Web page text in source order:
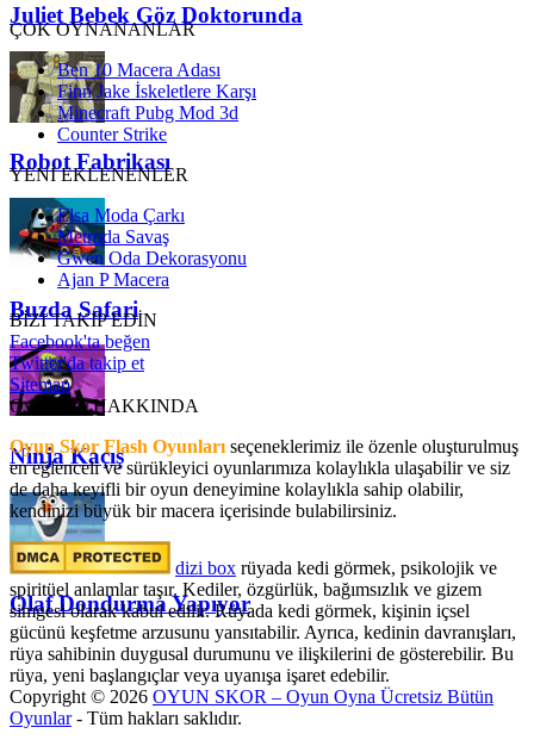
Juliet Bebek Göz Doktorunda
Robot Fabrikası
Buzda Safari
Ninja Kaçış
Olaf Dondurma Yapıyor
ÇOK OYNANANLAR
Ben 10 Macera Adası
Finn Jake İskeletlere Karşı
Minecraft Pubg Mod 3d
Counter Strike
YENİ EKLENENLER
Elsa Moda Çarkı
Metroda Savaş
Gwen Oda Dekorasyonu
Ajan P Macera
BİZİ TAKİP EDİN
Facebook'ta beğen
Twitter'da takip et
Sitemap
OyunSkor HAKKINDA
Oyun Skor Flash Oyunları seçeneklerimiz ile özenle oluşturulmuş
en eğlenceli ve sürükleyici oyunlarımıza kolaylıkla ulaşabilir ve siz
de daha keyifli bir oyun deneyimine kolaylıkla sahip olabilir,
kendinizi büyük bir macera içerisinde bulabilirsiniz.
dizi box rüyada kedi görmek​, psikolojik ve
spiritüel anlamlar taşır. Kediler, özgürlük, bağımsızlık ve gizem
simgesi olarak kabul edilir. Rüyada kedi görmek, kişinin içsel
gücünü keşfetme arzusunu yansıtabilir. Ayrıca, kedinin davranışları,
rüya sahibinin duygusal durumunu ve ilişkilerini de gösterebilir. Bu
rüya, yeni başlangıçlar veya uyanışa işaret edebilir.
Copyright © 2026 OYUN SKOR – Oyun Oyna Ücretsiz Bütün
Oyunlar- Tüm hakları saklıdır.